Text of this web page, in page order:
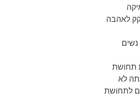
לאהבה
נשים
תחושת
לא
לתחושת